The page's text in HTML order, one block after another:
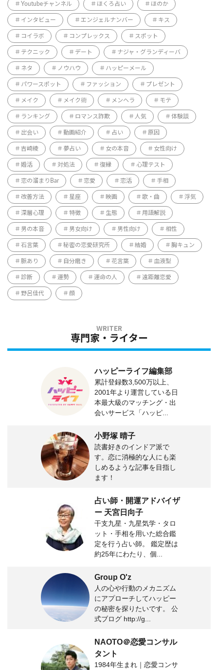
Youtubeチャンネル ほくろ占い ほのか
インタビュー エンジェルナンバー キス
コイラボ コンプレックス スポット
テクニック デート ナジャ・グランディーバ
ネタ ノウハウ ハッピーメール
パワースポット ファッション プレゼント
メイク メイク術 メンヘラ モテ
ランキング ロマンス詐欺 人気 体験談
出会い 動画紹介 占い 原因
吉崎綾 夢占い 女の本音 女性向け
婚活 対処法 復縁 心理テスト
恋の溜まりBar 恋愛 恋活 手相
改善方法 星座 映画 歌・曲 浮気
深層心理 特徴 生態 用語解説
男の本音 男女向け 男性向け 相性
石言葉 秘密の恋愛研究所 結婚 胸キュン
脈あり 自分磨き 花言葉 血液型
診断 運勢 運命の人 遠距離恋愛
野呂佳代 顔
専門家・ライター
ハッピーライフ編集部
累計登録数3,500万以上、
2001年より運営している日
本最大級のマッチング・出
会いサービス「ハッピ...
小野塚 晴子
読書好きのインドア派で
す。恋に消極的な人にも楽
しめるような記事を目指し
ます！
占い師・開運アドバイザ
ー 天宮日向子
干支九星・九星気学・タロ
ット・手相を用いた総合鑑
定を行う占い師。 鑑定歴は
約25年にわたり、個...
Group O'z
人の心や行動のメカニズム
にアプローチしてハッピー
の秘密を探りたいです。 公
式ブログ http://g...
NAOTO＠恋愛コンサル
タント
1984年生まれ｜恋愛コンサ